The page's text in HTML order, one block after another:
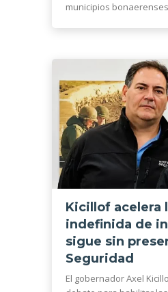
municipios
Kicillof acelera
indefinida de
sigue sin
Seguridad
El gobernador Axel